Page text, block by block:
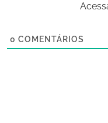
0 COMENTÁRIOS